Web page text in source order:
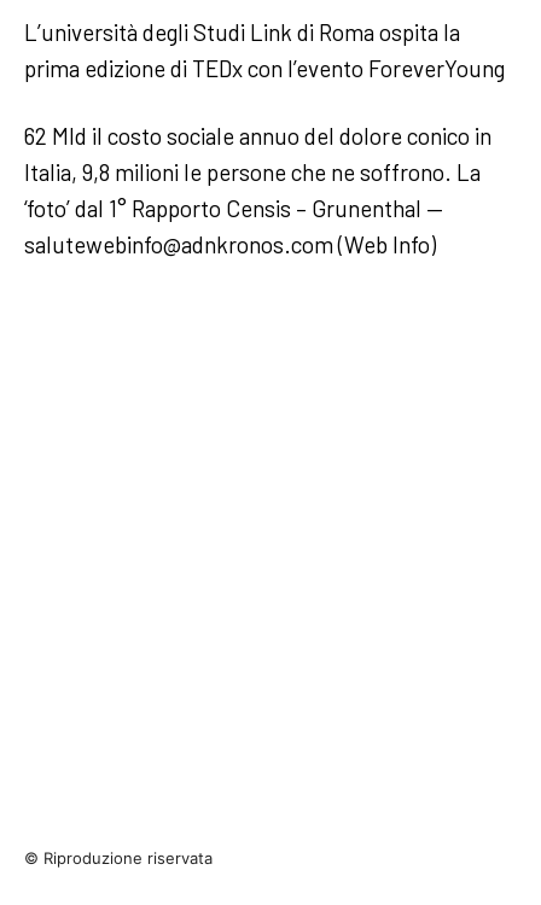
L’università degli Studi Link di Roma ospita la
prima edizione di TEDx con l’evento ForeverYoung
62 Mld il costo sociale annuo del dolore conico in
Italia, 9,8 milioni le persone che ne soffrono. La
‘foto’ dal 1° Rapporto Censis – Grunenthal —
salutewebinfo@adnkronos.com (Web Info)
© Riproduzione riservata